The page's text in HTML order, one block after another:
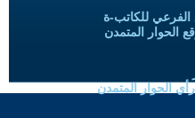
الفرعي للكاتب-ة
الحوار المتمدن
الحوار المتمدن